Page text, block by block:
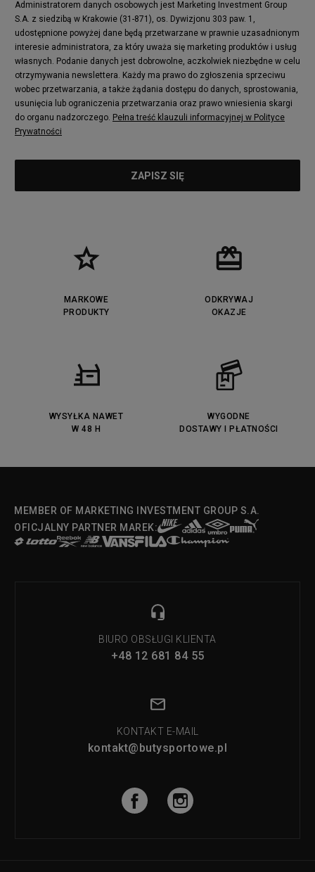
Administratorem danych osobowych jest Marketing Investment Group
S.A. z siedzibą w Krakowie (31-871), os. Dywizjonu 303 paw. 1,
udostępnione powyżej dane będą przetwarzane w prawnie uzasadnionym
interesie administratora, za który uważa się marketing produktów i usług
własnych. Podanie danych jest dobrowolne, aczkolwiek niezbędne w celu
otrzymywania newslettera. Każdy ma prawo do zgłoszenia sprzeciwu
wobec przetwarzania, a także żądania dostępu do danych, sprostowania,
usunięcia lub ograniczenia przetwarzania oraz prawo wniesienia skargi
do organu nadzorczego. Pełna treść klauzuli informacyjnej w Polityce
Prywatności
MARKOWE
PRODUKTY
ODKRYWAJ
OKAZJE
WYSYŁKA NAWET
W 48 H
WYGODNE
DOSTAWY I PŁATNOŚCI
MEMBER OF MARKETING INVESTMENT GROUP S.A.
OFICJALNY PARTNER MAREK:
BIURO OBSŁUGI KLIENTA
+48 12 681 84 55
KONTAKT E-MAIL
kontakt@butysportowe.pl